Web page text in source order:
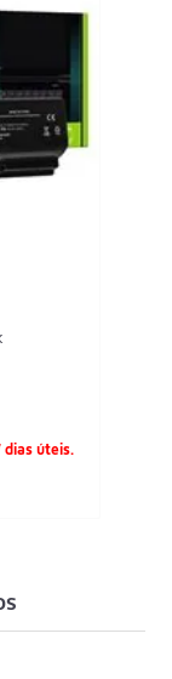
dias úteis.